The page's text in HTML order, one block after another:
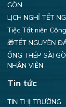
GÒN
LỊCH NGHỈ TẾT
Tiệc Tất niên
🎁TẾT NGUYÊN
ỐNG THÉP SÀI
NHÂN VIÊN
Tin tức
TIN THỊ TRƯỜNG